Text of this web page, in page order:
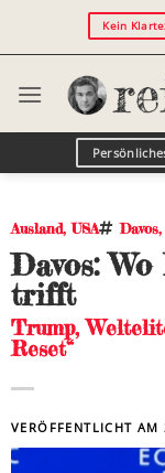
Kein
Ausland,USA Davos
Davos:
trifft
Trump,
Reset“
VERÖFFENTLICHT AM